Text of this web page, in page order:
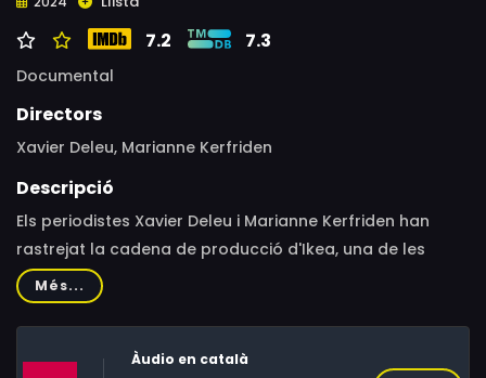
7.2 7.3
Documental
Directors
Xavier Deleu, Marianne Kerfriden
Descripció
Els periodistes Xavier Deleu i Marianne Kerfriden han
rastrejat la cadena de producció d'Ikea, una de les
marques preferides dels consumidors amb mil milions
de clients. La investigació revela que la marca del
logotip groc i blau contribueix a la destrucció de la
biodiversitat a tot el planeta, alimenta el comerç, a
Més...
Àudio en català